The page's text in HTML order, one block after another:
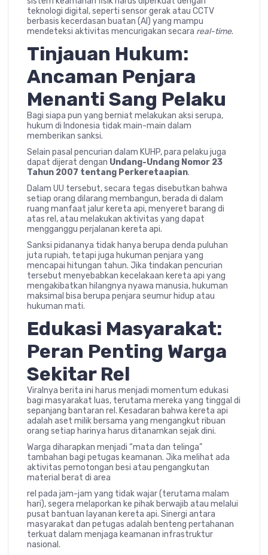
teknologi digital, seperti sensor gerak atau CCTV
berbasis kecerdasan buatan (AI) yang mampu
mendeteksi aktivitas mencurigakan secara real-time.
Tinjauan Hukum:
Ancaman Penjara
Menanti Sang Pelaku
Bagi siapa pun yang berniat melakukan aksi serupa,
hukum di Indonesia tidak main-main dalam
memberikan sanksi.
Selain pasal pencurian dalam KUHP, para pelaku juga
dapat dijerat dengan Undang-Undang Nomor 23
Tahun 2007 tentang Perkeretaapian.
Dalam UU tersebut, secara tegas disebutkan bahwa
setiap orang dilarang membangun, berada di dalam
ruang manfaat jalur kereta api, menyeret barang di
atas rel, atau melakukan aktivitas yang dapat
mengganggu perjalanan kereta api.
Sanksi pidananya tidak hanya berupa denda puluhan
juta rupiah, tetapi juga hukuman penjara yang
mencapai hitungan tahun. Jika tindakan pencurian
tersebut menyebabkan kecelakaan kereta api yang
mengakibatkan hilangnya nyawa manusia, hukuman
maksimal bisa berupa penjara seumur hidup atau
hukuman mati.
Edukasi Masyarakat:
Peran Penting Warga
Sekitar Rel
Viralnya berita ini harus menjadi momentum edukasi
bagi masyarakat luas, terutama mereka yang tinggal di
sepanjang bantaran rel. Kesadaran bahwa kereta api
adalah aset milik bersama yang mengangkut ribuan
orang setiap harinya harus ditanamkan sejak dini.
Warga diharapkan menjadi “mata dan telinga”
tambahan bagi petugas keamanan. Jika melihat ada
aktivitas pemotongan besi atau pengangkutan
material berat di area
rel pada jam-jam yang tidak wajar (terutama malam
hari), segera melaporkan ke pihak berwajib atau melalui
pusat bantuan layanan kereta api. Sinergi antara
masyarakat dan petugas adalah benteng pertahanan
terkuat dalam menjaga keamanan infrastruktur
nasional.